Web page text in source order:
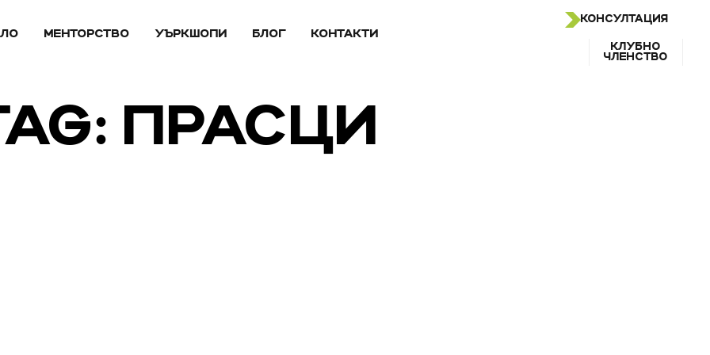
МЕНТОРСТВО УЪРКШОПИ БЛОГ КОНТАКТИ
КОНСУЛТАЦИЯ
КЛУБНО
ЧЛЕНСТВО
ПРАСЦИ